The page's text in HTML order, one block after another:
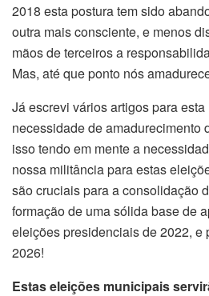
2018 esta postura tem sido
outra mais consciente, e menos
mãos de terceiros a
Mas, até que ponto nós
Já escrevi vários artigos para
necessidade de amadurecimento
isso tendo em mente a
nossa militância para estas
são cruciais para a consolidação
formação de uma sólida base de
eleições presidenciais de 2022, e
2026!
Estas eleições municipais